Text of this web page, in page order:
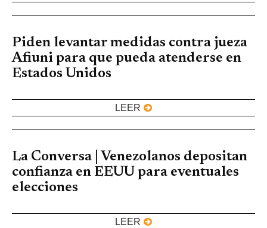
Piden levantar medidas contra jueza
Afiuni para que pueda atenderse en
Estados Unidos
LEER
La Conversa | Venezolanos depositan
confianza en EEUU para eventuales
elecciones
LEER